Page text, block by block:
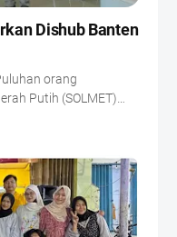
Dishub Banten
orang
Putih (SOLMET)…